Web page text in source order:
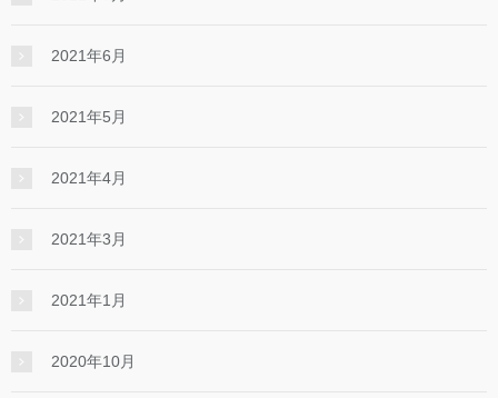
2021年6月
2021年5月
2021年4月
2021年3月
2021年1月
2020年10月